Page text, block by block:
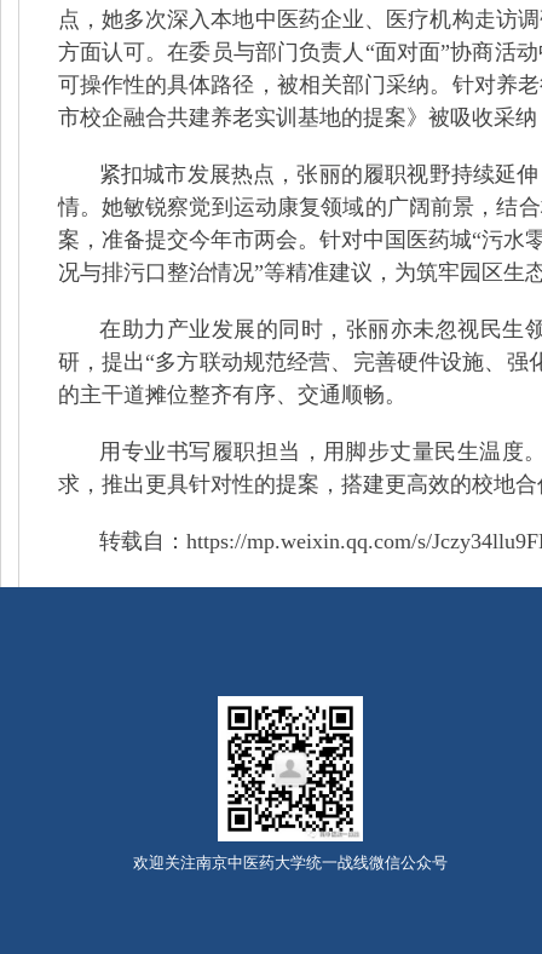
点，她多次深入本地中医药企业、医疗机构走访
方面认可。在委员与部门负责人 “面对面”协商活
可操作性的具体路径，被相关部门采纳。针对养
市校企融合共建养老实训基地的提案》被吸收采
紧扣城市发展热点，张丽的履职视野持续延
情。她敏锐察觉到运动康复领域的广阔前景，结
案，准备提交今年市两会。针对中国医药城“污水
况与排污口整治情况”等精准建议，为筑牢园区生
在助力产业发展的同时，张丽亦未忽视民生
研，提出“多方联动规范经营、完善硬件设施、
的主干道摊位整齐有序、交通顺畅。
用专业书写履职担当，用脚步丈量民生温度
求，推出更具针对性的提案，搭建更高效的校地
转载自：https://mp.weixin.qq.com/s/
欢迎关注南京中医药大学统一战线微信公众号